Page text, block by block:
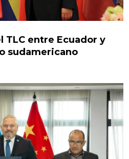
TLC entre Ecuador y
sudamericano